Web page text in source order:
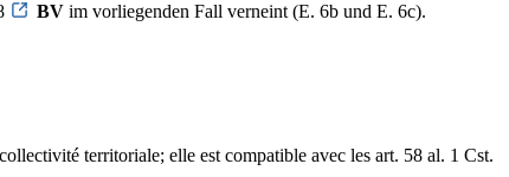
BV im vorliegenden Fall verneint (E. 6b und E. 6c).
territoriale; elle est compatible avec les art. 58 al. 1 Cst.